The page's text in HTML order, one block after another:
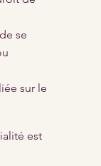
se
sur le
est